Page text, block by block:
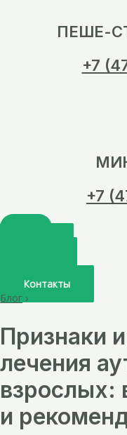
ПЕШЕ-
+7
+7
Контакты
Блог ›
Признаки
лечения
взрослых:
и